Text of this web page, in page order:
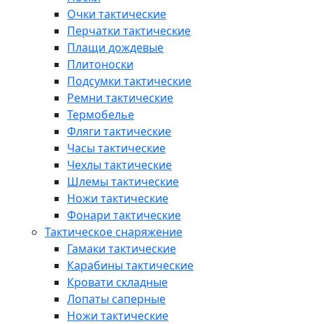
Очки тактические
Перчатки тактические
Плащи дождевые
Плитоноски
Подсумки тактические
Ремни тактические
Термобелье
Фляги тактические
Часы тактические
Чехлы тактические
Шлемы тактические
Ножи тактические
Фонари тактические
Тактическое снаряжение
Гамаки тактические
Карабины тактические
Кровати складные
Лопаты саперные
Ножи тактические